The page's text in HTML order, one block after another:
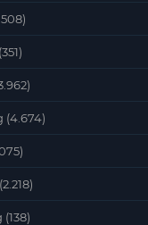
(351)
(4.674)
(2.218)
(138)